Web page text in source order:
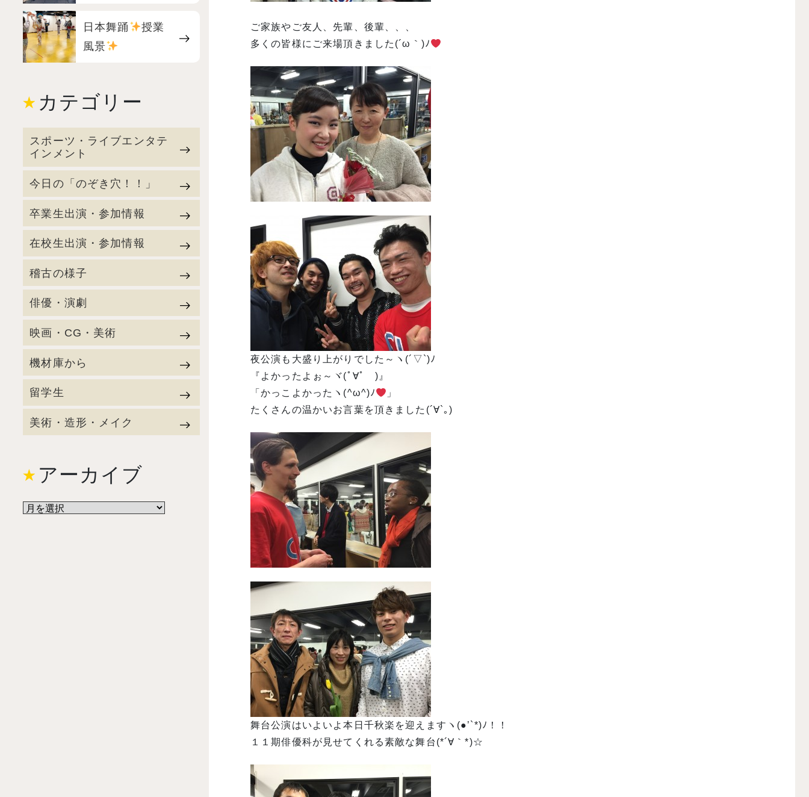
ご家族やご友人、先輩、後輩、、、
多くの皆様にご来場頂きました(´ω｀)ﾉ
夜公演も大盛り上がりでした～ヽ(´▽`)ﾉ
『よかったよぉ～ヾ(ﾟ∀ﾟゞ)』
「かっこよかったヽ(^ω^)ﾉ
」
たくさんの温かいお言葉を頂きました(´∀`｡)
舞台公演はいよいよ本日千秋楽を迎えますヽ(●’`*)ﾉ！！
１１期俳優科が見せてくれる素敵な舞台(*´∀｀*)☆
日本舞踊
授業
風景
カテゴリー
スポーツ・ライブエンタテ
インメント
今日の「のぞき穴！！」
卒業生出演・参加情報
在校生出演・参加情報
稽古の様子
俳優・演劇
映画・CG・美術
機材庫から
留学生
美術・造形・メイク
アーカイブ